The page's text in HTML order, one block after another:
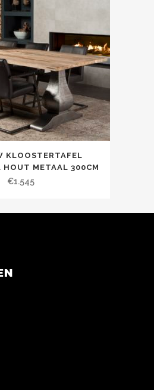
KLOOSTERTAFEL
HOUT METAAL 300CM
€1.545